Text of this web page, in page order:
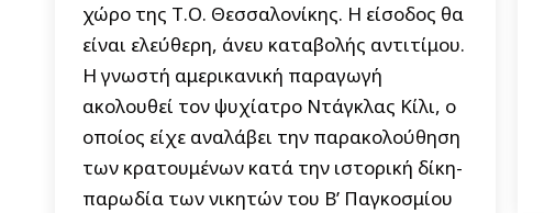
χώρο της Τ.Ο. Θεσσαλονίκης. Η είσοδος θα
είναι ελεύθερη, άνευ καταβολής αντιτίμου.
Η γνωστή αμερικανική παραγωγή
ακολουθεί τον ψυχίατρο Ντάγκλας Κίλι, ο
οποίος είχε αναλάβει την παρακολούθηση
των κρατουμένων κατά την ιστορική δίκη-
παρωδία των νικητών του Β’ Παγκοσμίου